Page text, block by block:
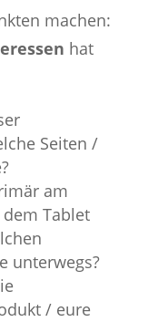
machen:
hat
Seiten /
am
Tablet
unterwegs?
/ eure